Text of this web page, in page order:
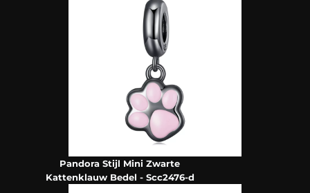
Pandora Stijl Mini Zwarte
Kattenklauw Bedel - Scc2476-d